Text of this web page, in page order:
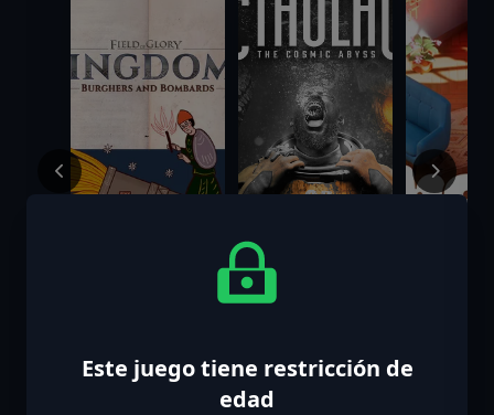
Bombards
$14.99
Cthulhu: The
$49.99
Este juego tiene restricción de
edad